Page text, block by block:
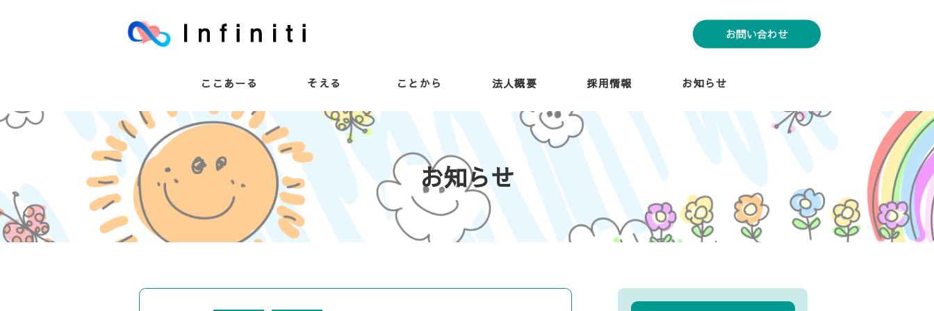
お問い合わせ
ここあーる そえる ことから 法人概要 採用情報 お知らせ
お知らせ